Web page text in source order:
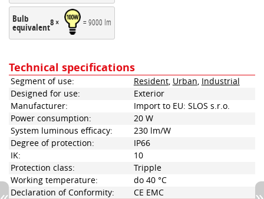
Bulb
equivalent8 × = 9000 lm
Technical specifications
Segment of use: Resident, Urban, Industrial
Designed for use:
Exterior
Manufacturer:
Import to EU: SLOS s.r.o.
Power consumption:
20 W
System luminous efficacy:
230 lm/W
Degree of protection:
IP66
IK:
10
Protection class:
Tripple
Working temperature:
do 40 °C
Declaration of Conformity:
CE EMC